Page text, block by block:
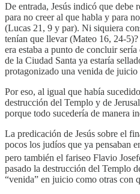
De entrada, Jesús indicó que debe
para no creer al que habla y para
(Lucas 21, 9 y par). Ni siquiera
tenían que llevar (Mateo 16, 24-
era estaba a punto de concluir
de la Ciudad Santa ya estaría
protagonizado una venida de
Por eso, al igual que había
destrucción del Templo y de
porque todo sucedería de manera
La predicación de Jesús sobre el
pocos los judíos que ya pensaban
pero también el fariseo Flavio
pasado la destrucción del Templo
“venida” en juicio como otras con